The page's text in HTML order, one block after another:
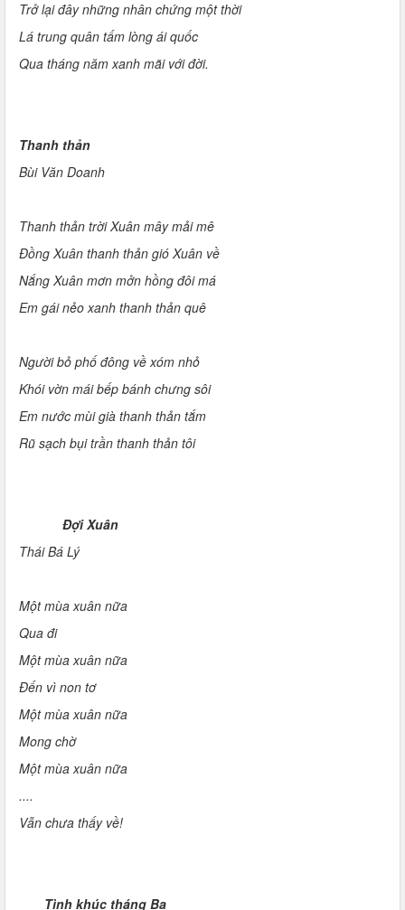
Trở lại đây những nhân chứng một thời
Lá trung quân tấm lòng ái quốc
Qua tháng năm xanh mãi với đời.
Thanh thản
Bùi Văn Doanh
Thanh thản trời Xuân mây mải mê
Đồng Xuân thanh thản gió Xuân về
Nắng Xuân mơn mởn hồng đôi má
Em gái nẻo xanh thanh thản quê
Người bỏ phố đông về xóm nhỏ
Khói vờn mái bếp bánh chưng sôi
Em nước mùi già thanh thản tắm
Rũ sạch bụi trần thanh thản tôi
Đợi Xuân
Thái Bá Lý
Một mùa xuân nữa
Qua đi
Một mùa xuân nữa
Đến vì non tơ
Một mùa xuân nữa
Mong chờ
Một mùa xuân nữa
....
Vẫn chưa thấy về!
Tình khúc tháng Ba